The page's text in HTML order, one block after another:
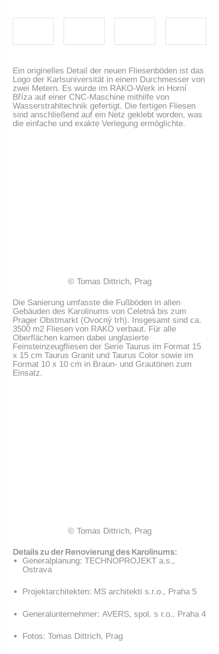
Ein originelles Detail der neuen Fliesenböden ist das
Logo der Karlsuniversität in einem Durchmesser von
zwei Metern. Es wurde im RAKO-Werk in Horní
Bříza auf einer CNC-Maschine mithilfe von
Wasserstrahltechnik gefertigt. Die fertigen Fliesen
sind anschließend auf ein Netz geklebt worden, was
die einfache und exakte Verlegung ermöglichte.
© Tomas Dittrich, Prag
Die Sanierung umfasste die Fußböden in allen
Gebäuden des Karolinums von Celetná bis zum
Prager Obstmarkt (Ovocný trh). Insgesamt sind ca.
3500 m2 Fliesen von RAKO verbaut. Für alle
Oberflächen kamen dabei unglasierte
Feinsteinzeugfliesen der Serie Taurus im Format 15
x 15 cm Taurus Granit und Taurus Color sowie im
Format 10 x 10 cm in Braun- und Grautönen zum
Einsatz.
© Tomas Dittrich, Prag
Details zu der Renovierung des Karolinums:
Generalplanung: TECHNOPROJEKT a.s.,
Ostrava
Projektarchitekten: MS architekti s.r.o., Praha 5
Generalunternehmer: AVERS, spol. s r.o., Praha 4
Fotos: Tomas Dittrich, Prag